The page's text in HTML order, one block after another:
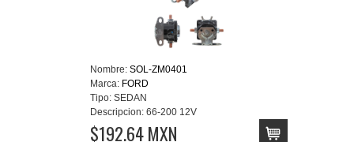
Nombre: SOL-ZM0401
Marca: FORD
Tipo: SEDAN
Descripcion: 66-200 12V
$192.64 MXN